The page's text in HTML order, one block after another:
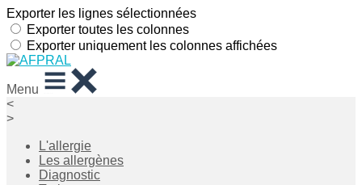
Exporter les lignes sélectionnées
Exporter toutes les colonnes
Exporter uniquement les colonnes affichées
Menu
<
>
L'allergie
Les allergènes
Diagnostic